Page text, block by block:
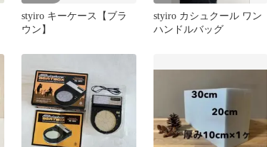
styiro キーケース【ブラ
ウン】
styiro カシュクール ワン
ハンドルバッグ